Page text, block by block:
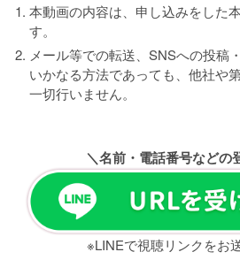
本動画の内容は、申し込みをした
す。
メール等での転送、SNSへの投稿
いかなる方法であっても、他社や
一切行いません。
＼名前・電話番号などの
※LINEで視聴リンクをお